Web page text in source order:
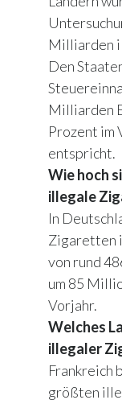
Milliarden
Den
Milliarden
Prozent im
entspricht.
Wie hoch
illegale
In
Zigaretten
von rund
um 85
Vorjahr.
Welches
illegaler
Frankreich
größten